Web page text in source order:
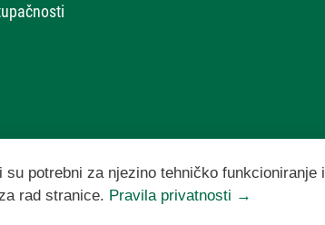
potrebni za njezino tehničko funkcioniranje i
rad stranice. Pravila privatnosti →